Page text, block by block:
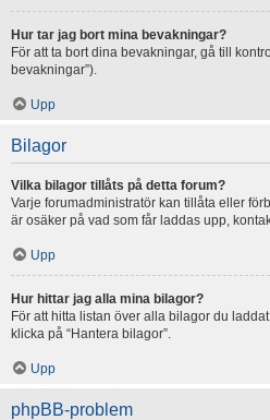
Hur tar jag bort mina bevakningar?
För att ta bort dina bevakningar, gå till
bevakningar”).
Upp
Bilagor
Vilka bilagor tillåts på detta forum?
Varje forumadministratör kan tillåta eller
är osäker på vad som får laddas upp,
Upp
Hur hittar jag alla mina bilagor?
För att hitta listan över alla bilagor du
klicka på “Hantera bilagor”.
Upp
phpBB-problem